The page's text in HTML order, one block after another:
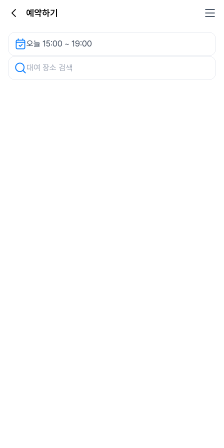
예약하기
오늘 15:00 ~ 19:00
차량 검색